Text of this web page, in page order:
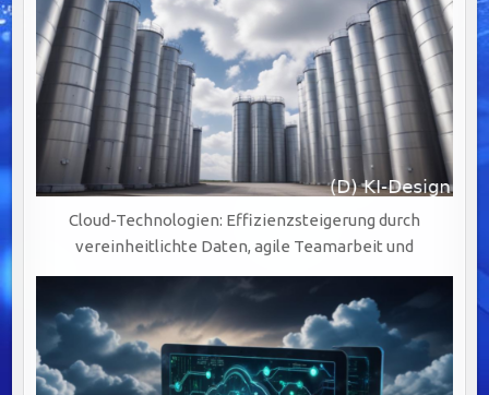
Cloud-Technologien: Effizienzsteigerung durch
vereinheitlichte Daten, agile Teamarbeit und